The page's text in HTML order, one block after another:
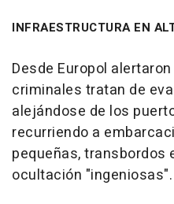
INFRAESTRUCTURA EN
Desde Europol
criminales tratan de
alejándose de los
recurriendo a
pequeñas, transbordos
ocultación "ingeniosas".